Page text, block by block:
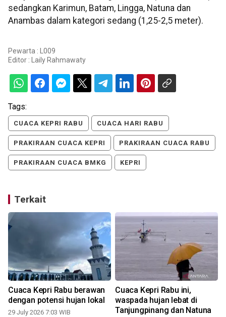
sedangkan Karimun, Batam, Lingga, Natuna dan
Anambas dalam kategori sedang (1,25-2,5 meter).
Pewarta : L009
Editor : Laily Rahmawaty
Tags:
CUACA KEPRI RABU CUACA HARI RABU
PRAKIRAAN CUACA KEPRI PRAKIRAAN CUACA RABU
PRAKIRAAN CUACA BMKG KEPRI
Terkait
Cuaca Kepri Rabu berawan
dengan potensi hujan lokal
29 July 2026 7:03 WIB
Cuaca Kepri Rabu ini,
waspada hujan lebat di
Tanjungpinang dan Natuna